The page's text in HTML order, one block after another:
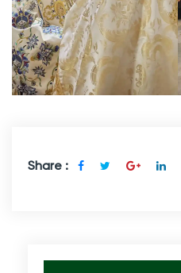
Share :